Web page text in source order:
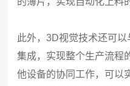
此外，3D视觉技术还可
集成，实现整个生产流程
他设备的协同工作，可以